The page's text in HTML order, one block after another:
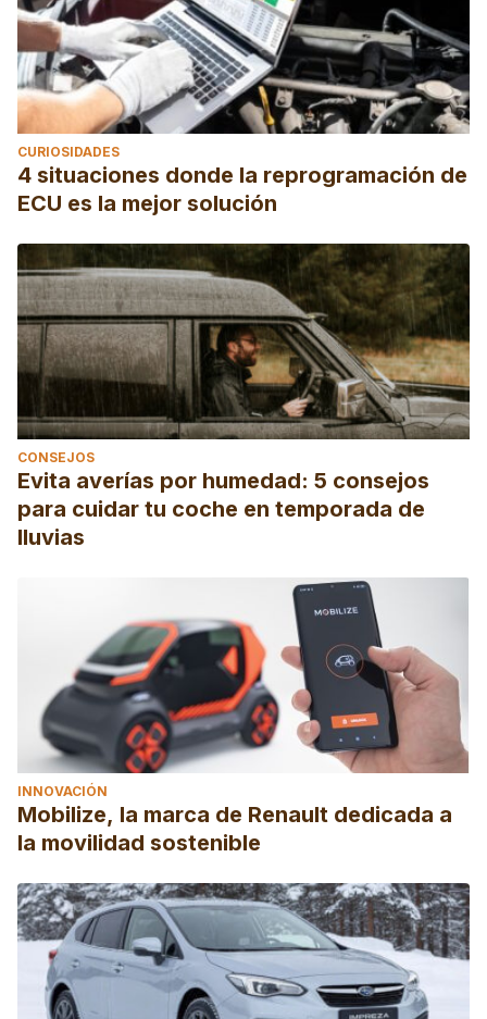
CURIOSIDADES
4 situaciones donde la reprogramación de
ECU es la mejor solución
CONSEJOS
Evita averías por humedad: 5 consejos
para cuidar tu coche en temporada de
lluvias
INNOVACIÓN
Mobilize, la marca de Renault dedicada a
la movilidad sostenible